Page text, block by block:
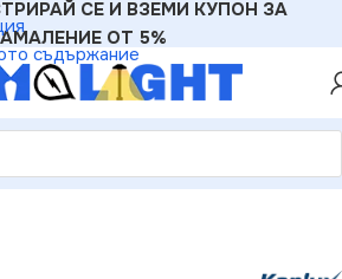
съдържание
СЕ И ВЗЕМИ КУПОН ЗА
ОТ 5%
24805 Крайно гнездо R-TV DOMO